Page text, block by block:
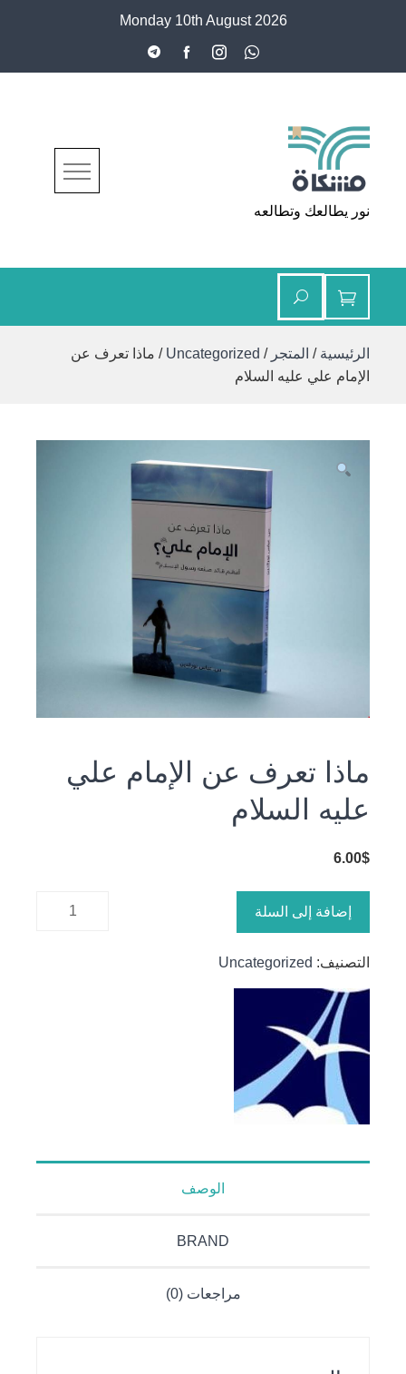
Monday 10th August 2026
مشكاة
نور يطالعك وتطالعه
الرئيسية / المتجر /
Uncategorized / ماذا تعرف عن
الإمام علي عليه السلام
ماذا تعرف عن الإمام علي
عليه السلام
6.00$
كمية ماذا
إضافة إلى السلة
التصنيف: Uncategorized
الوصف
BRAND
مراجعات (0)